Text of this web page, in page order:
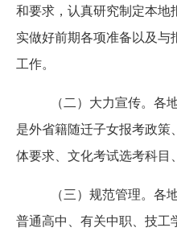
和要求，认真研究制定本地
实做好前期各项准备以及与
工作。
（二）大力宣传。各
是外省籍随迁子女报考政策
体要求、文化考试选考科目
（三）规范管理。各
普通高中、有关中职、技工